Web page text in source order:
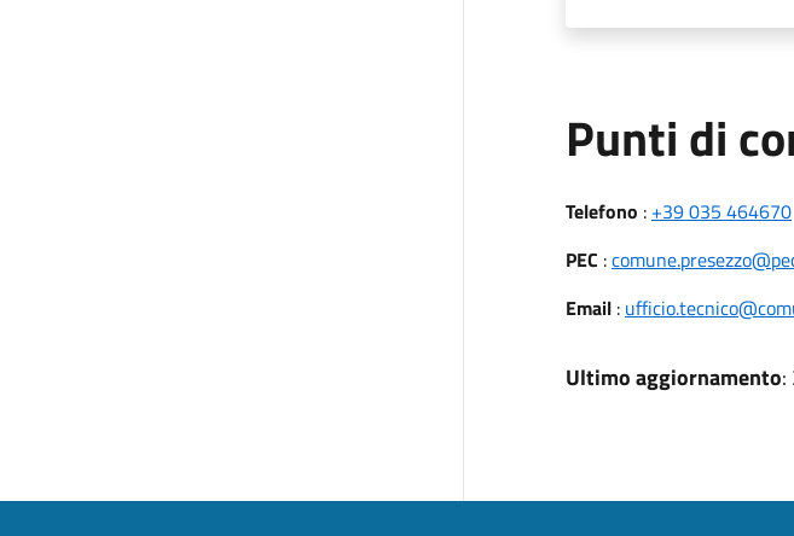
Punti di
Telefono : +39 035 464670
PEC :
Email:
Ultimo aggiornamento: